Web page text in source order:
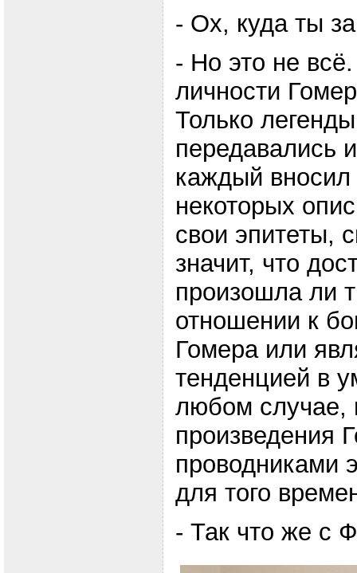
- Ох, куда ты
- Но это не
личности
Только
передавались
каждый вносил
некоторых
свои эпитеты,
значит, что
произошла ли
отношении к
Гомера или
тенденцией в
любом случае,
произведения
проводниками
для того
- Так что же с